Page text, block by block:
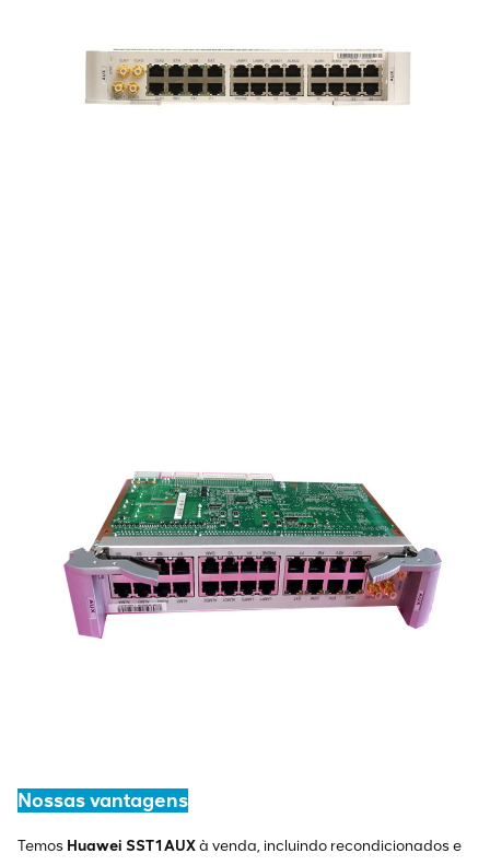
Nossas vantagens
Temos Huawei SST1AUXà venda, incluindo recondicionados e